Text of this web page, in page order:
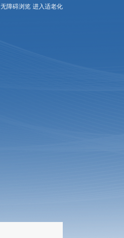
无障碍浏览 进入适老化